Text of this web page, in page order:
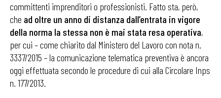
committenti imprenditori o professionisti. Fatto sta, però,
che ad oltre un anno di distanza dall’entrata in vigore
della norma la stessa non è mai stata resa operativa,
per cui – come chiarito dal Ministero del Lavoro con nota n.
3337/2015 – la comunicazione telematica preventiva è ancora
oggi effettuata secondo le procedure di cui alla Circolare Inps
n. 177/2013.